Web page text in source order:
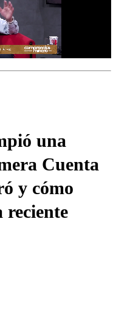
una
Cuenta
y cómo
reciente